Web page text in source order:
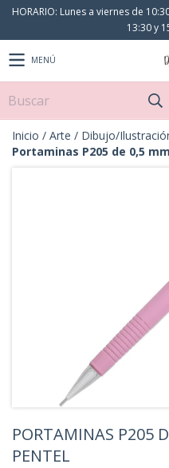
HORARIO: Lunes a viernes de
13:30 y
MENÚ
Inicio / Arte / Dibujo/
Portaminas P205 de 0,5
PORTAMINAS P205
PENTEL